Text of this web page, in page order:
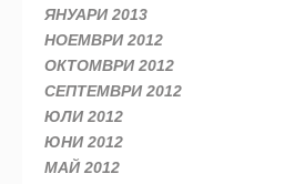
ЯНУАРИ 2013
НОЕМВРИ 2012
ОКТОМВРИ 2012
СЕПТЕМВРИ 2012
ЮЛИ 2012
ЮНИ 2012
МАЙ 2012